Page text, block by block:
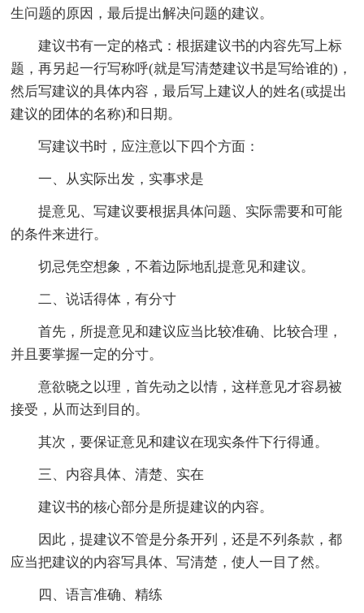
生问题的原因，最后提出解决问题的建议。
建议书有一定的格式：根据建议书的内容先写上标
题，再另起一行写称呼(就是写清楚建议书是写给谁的)，
然后写建议的具体内容，最后写上建议人的姓名(或提出
建议的团体的名称)和日期。
写建议书时，应注意以下四个方面：
一、从实际出发，实事求是
提意见、写建议要根据具体问题、实际需要和可能
的条件来进行。
切忌凭空想象，不着边际地乱提意见和建议。
二、说话得体，有分寸
首先，所提意见和建议应当比较准确、比较合理，
并且要掌握一定的分寸。
意欲晓之以理，首先动之以情，这样意见才容易被
接受，从而达到目的。
其次，要保证意见和建议在现实条件下行得通。
三、内容具体、清楚、实在
建议书的核心部分是所提建议的内容。
因此，提建议不管是分条开列，还是不列条款，都
应当把建议的内容写具体、写清楚，使人一目了然。
四、语言准确、精练